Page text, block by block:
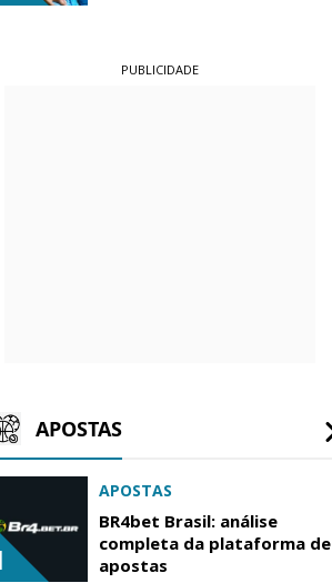
PUBLICIDADE
APOSTAS
APOSTAS
BR4bet Brasil: análise
completa da plataforma de
apostas